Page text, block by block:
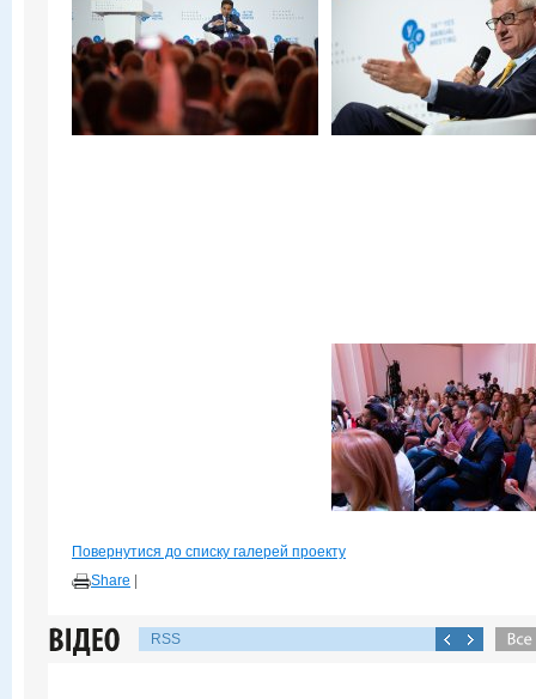
Повернутися до списку галерей проекту
Share
RSS